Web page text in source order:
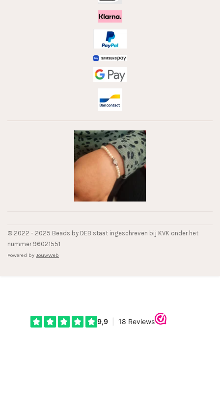
© 2022 - 2025 Beads by DEB staat ingeschreven bij KVK onder het
nummer 96021551
Powered by JouwWeb